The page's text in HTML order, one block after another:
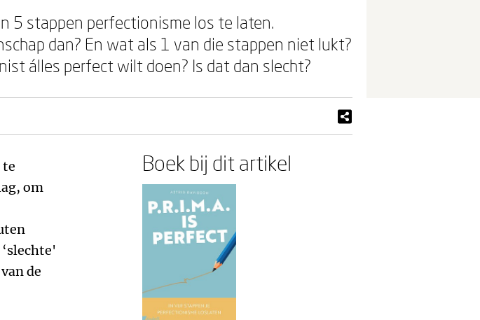
5 stappen perfectionisme los te laten.
dan? En wat als 1 van die stappen niet lukt?
álles perfect wilt doen? Is dat dan slecht?
te
om
de
Boek bij dit artikel